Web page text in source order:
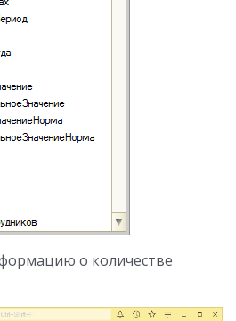
о количестве